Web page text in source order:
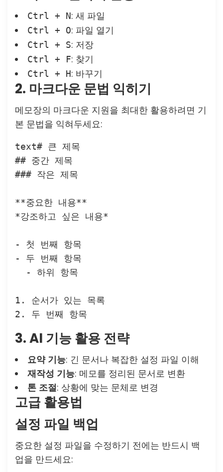
Ctrl + N: 새 파일
Ctrl + O: 파일 열기
Ctrl + S: 저장
Ctrl + F: 찾기
Ctrl + H: 바꾸기
2. 마크다운 문법 익히기
메모장의 마크다운 지원을 최대한 활용하려면 기
본 문법을 익혀두세요:
text# 큰 제목
## 중간 제목
### 작은 제목
**중요한 내용**
*강조하고 싶은 내용*
- 첫 번째 항목
- 두 번째 항목
1. 순서가 있는 목록
3. AI 기능 활용 전략
요약 기능: 긴 문서나 복잡한 설정 파일 이해
재작성 기능: 메모를 정리된 문서로 변환
톤 조절: 상황에 맞는 문체로 변경
고급 활용법
설정 파일 백업
중요한 설정 파일을 수정하기 전에는 반드시 백
업을 만드세요: